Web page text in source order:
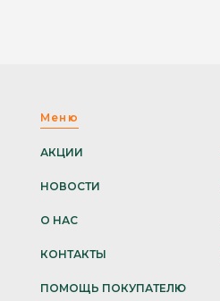
Меню
АКЦИИ
НОВОСТИ
О НАС
КОНТАКТЫ
ПОМОЩЬ ПОКУПАТЕЛЮ